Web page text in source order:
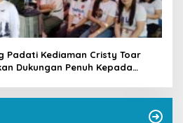
Padati Kediaman Cristy Toar
Dukungan Penuh Kepada